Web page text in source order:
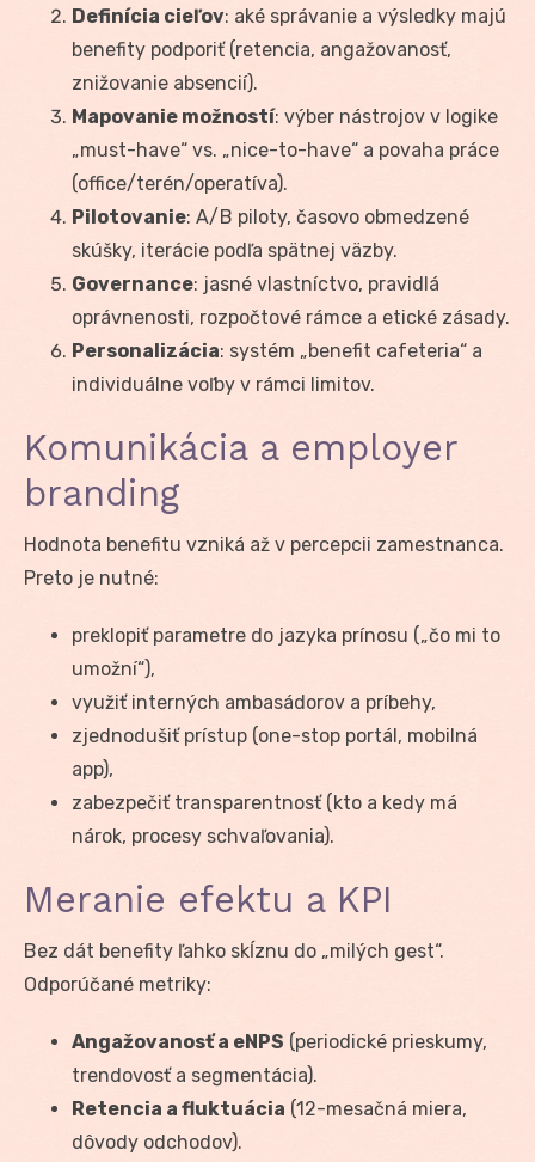
Definícia cieľov: aké správanie a výsledky majú
benefity podporiť (retencia, angažovanosť,
znižovanie absencií).
Mapovanie možností: výber nástrojov v logike
„must-have“ vs. „nice-to-have“ a povaha práce
(office/terén/operatíva).
Pilotovanie: A/B piloty, časovo obmedzené
skúšky, iterácie podľa spätnej väzby.
Governance: jasné vlastníctvo, pravidlá
oprávnenosti, rozpočtové rámce a etické zásady.
Personalizácia: systém „benefit cafeteria“ a
individuálne voľby v rámci limitov.
Komunikácia a employer
branding
Hodnota benefitu vzniká až v percepcii zamestnanca.
Preto je nutné:
preklopiť parametre do jazyka prínosu („čo mi to
umožní“),
využiť interných ambasádorov a príbehy,
zjednodušiť prístup (one-stop portál, mobilná
app),
zabezpečiť transparentnosť (kto a kedy má
nárok, procesy schvaľovania).
Meranie efektu a KPI
Bez dát benefity ľahko skĺznu do „milých gest“.
Odporúčané metriky:
Angažovanosť a eNPS (periodické prieskumy,
trendovosť a segmentácia).
Retencia a fluktuácia (12-mesačná miera,
dôvody odchodov).